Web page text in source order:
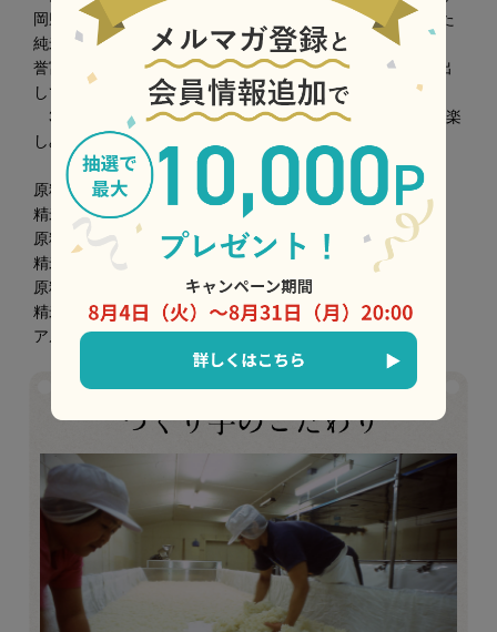
岡県産「誉富士」という３つの酒米を同じ55％精米で醸した
純米吟醸。山田錦の完成度の高さ、五百万石のキレのよさ、
誉富士のしっかりとした吟醸香、各酒米がもつ特徴を引き出
しています。
3本をつなげると富士山になる限定ラベル。ＰＯＰな絵も楽
しみながら、飲み比べて米の違いをご堪能ください。
原料米：山田錦100％
精米歩合：55％、日本酒度：+6、酸度：1.4
原料米：誉富士100％
精米歩合：55％、日本酒度：+4、酸度：1.4
原料米：五百万石100％
精米歩合：55％、日本酒度：+4、酸度：1.4
アルコール分：16度以上17度未満